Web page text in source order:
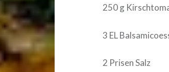
250 g
3 EL
2 Prisen Salz